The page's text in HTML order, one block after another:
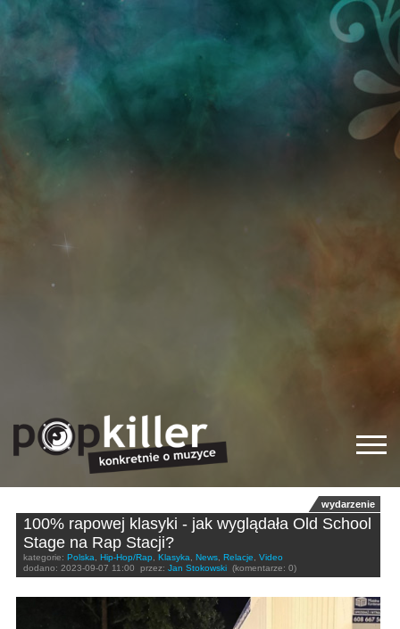
wydarzenie
100% rapowej klasyki - jak wyglądała Old School
Stage na Rap Stacji?
kategorie: Polska, Hip-Hop/Rap, Klasyka, News, Relacje, Video
dodano: 2023-09-07 11:00 przez: Jan Stokowski (komentarze: 0)